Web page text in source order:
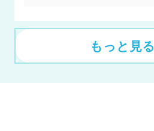
もっと見る